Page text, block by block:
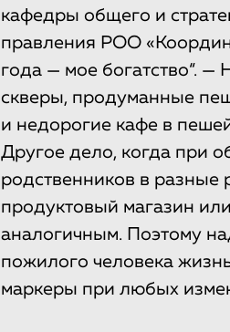
кафедры общего и
правления РОО
года — мое богатство“.
скверы, продуманные
и недорогие кафе в
Другое дело, когда при
родственников в разные
продуктовый магазин
аналогичным. Поэтому
пожилого человека
маркеры при любых